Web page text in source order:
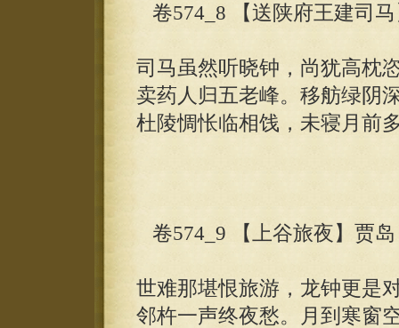
卷574_8 【送陕府王建司
司马虽然听晓钟，尚犹高枕
卖药人归五老峰。移舫绿阴
杜陵惆怅临相饯，未寝月前
卷574_9 【上谷旅夜】贾岛
世难那堪恨旅游，龙钟更是
邻杵一声终夜愁。月到寒窗